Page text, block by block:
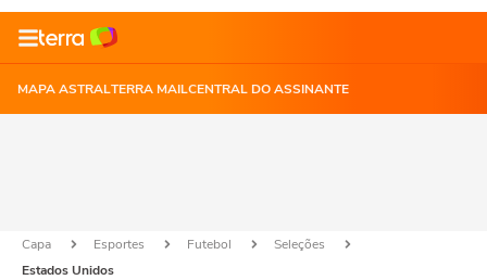
MAPA ASTRALTERRA MAILCENTRAL DO ASSINANTE
Capa Esportes Futebol
Seleções
Estados Unidos